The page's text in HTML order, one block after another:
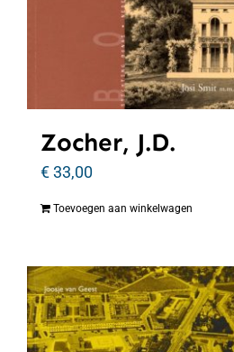
Zocher, J.D.
€33,00
Toevoegen aan winkelwagen